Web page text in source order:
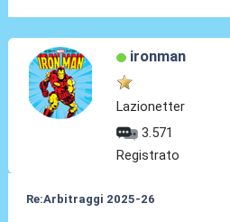
ironman
Lazionetter
3.571
Registrato
Re:Arbitraggi 2025-26